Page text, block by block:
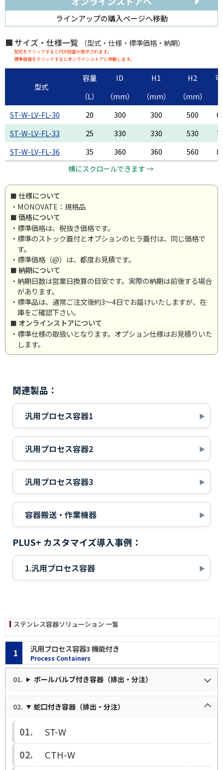
ラインアップの購入ページへ移動
サイズ・仕様一覧 （型式・仕様・標準価格・納期）
型式をクリックするとPDF図面が表示されます。
標準価格をクリックするとオンラインストアに移動します。
型式
容量 ID H1 H2
（L）
（mm） （mm） （mm）
ST-W-LV-FL-30
20 300 300 500
ST-W-LV-FL-33
25 330 330 530
ST-W-LV-FL-36
35 360 360 560
横にスクロールできます →
仕様について
・MONOVATE：規格品
価格について
・標準価格は、税抜き価格です。
・標準のストック蓋付とオプションのヒラ蓋付は、同じ価格で
す。
・標準価格（@）は、都度お見積です。
納期について
・納期日数は営業日換算の目安です。実際の納期は前後する場合
があります。
・標準品は、通常ご注文後約3～4日でお届けいたしますが、在
庫をご確認下さい。
オンラインストアについて
・標準仕様の取扱いとなります。オプション仕様はお見積りいた
します。
関連製品：
汎用プロセス容器1
汎用プロセス容器2
汎用プロセス容器3
容器搬送・作業機器
PLUS+ カスタマイズ導入事例：
1.汎用プロセス容器
ステンレス容器ソリューション 一覧
汎用プロセス容器3 機能付き
Process Containers
1
ボールバルブ付き容器（排出・分注）
蛇口付き容器（排出・分注）
ST-W
CTH-W